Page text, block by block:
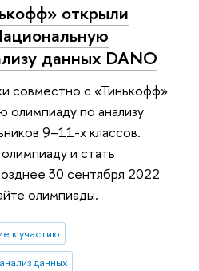
открыли
данных DANO
совместно с «Тинькофф»
олимпиаду по анализу
9–11-х классов.
и стать
30 сентября 2022
олимпиады.
к участию
анализ данных